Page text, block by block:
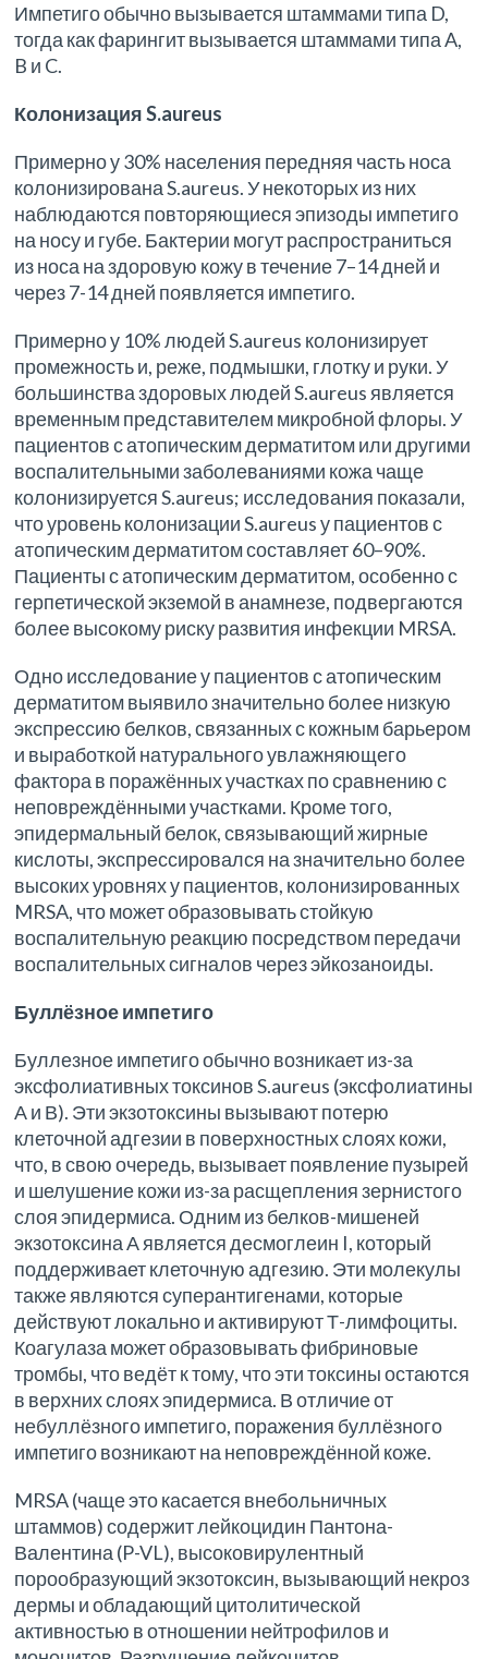
Импетиго обычно вызывается штаммами типа D,
тогда как фарингит вызывается штаммами типа A,
B и C.
Колонизация S.aureus
Примерно у 30% населения передняя часть носа
колонизирована S.aureus. У некоторых из них
наблюдаются повторяющиеся эпизоды импетиго
на носу и губе. Бактерии могут распространиться
из носа на здоровую кожу в течение 7–14 дней и
через 7-14 дней появляется импетиго.
Примерно у 10% людей S.aureus колонизирует
промежность и, реже, подмышки, глотку и руки. У
большинства здоровых людей S.aureus является
временным представителем микробной флоры. У
пациентов с атопическим дерматитом или другими
воспалительными заболеваниями кожа чаще
колонизируется S.aureus; исследования показали,
что уровень колонизации S.aureus у пациентов с
атопическим дерматитом составляет 60–90%.
Пациенты с атопическим дерматитом, особенно с
герпетической экземой в анамнезе, подвергаются
более высокому риску развития инфекции MRSA.
Одно исследование у пациентов с атопическим
дерматитом выявило значительно более низкую
экспрессию белков, связанных с кожным барьером
и выработкой натурального увлажняющего
фактора в поражённых участках по сравнению с
неповреждёнными участками. Кроме того,
эпидермальный белок, связывающий жирные
кислоты, экспрессировался на значительно более
высоких уровнях у пациентов, колонизированных
MRSA, что может образовывать стойкую
воспалительную реакцию посредством передачи
воспалительных сигналов через эйкозаноиды.
Буллёзное импетиго
Буллезное импетиго обычно возникает из-за
эксфолиативных токсинов S.aureus (эксфолиатины
А и В). Эти экзотоксины вызывают потерю
клеточной адгезии в поверхностных слоях кожи,
что, в свою очередь, вызывает появление пузырей
и шелушение кожи из-за расщепления зернистого
слоя эпидермиса. Одним из белков-мишеней
экзотоксина А является десмоглеин I, который
поддерживает клеточную адгезию. Эти молекулы
также являются суперантигенами, которые
действуют локально и активируют Т-лимфоциты.
Коагулаза может образовывать фибриновые
тромбы, что ведёт к тому, что эти токсины остаются
в верхних слоях эпидермиса. В отличие от
небуллёзного импетиго, поражения буллёзного
импетиго возникают на неповреждённой коже.
MRSA (чаще это касается внебольничных
штаммов) содержит лейкоцидин Пантона-
Валентина (P-VL), высоковирулентный
порообразующий экзотоксин, вызывающий некроз
дермы и обладающий цитолитической
активностью в отношении нейтрофилов и